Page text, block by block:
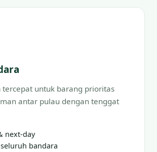
tercepat untuk barang prioritas
antar pulau dengan tenggat
next-day
bandara